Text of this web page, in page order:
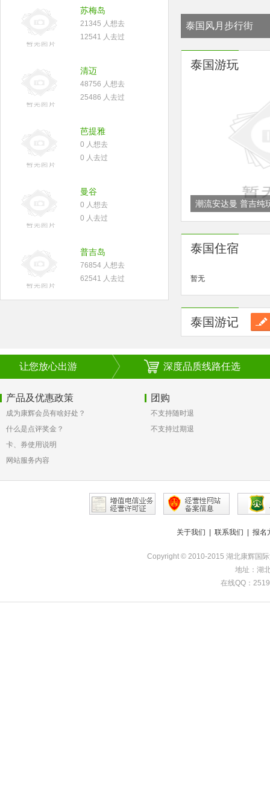
苏梅岛
21345 人想去
12541 人去过
清迈
48756 人想去
25486 人去过
芭提雅
0 人想去
0 人去过
曼谷
0 人想去
0 人去过
普吉岛
76854 人想去
62541 人去过
泰国风月步行街
泰国游玩
潮流安达曼 普吉纯
（2-10人 MINI 团）
泰国住宿
暂无
泰国游记
让您放心出游 深度品质线路任选
产品及优惠政策
成为康辉会员有啥好处？
什么是点评奖金？
卡、券使用说明
网站服务内容
团购
不支持随时退
不支持过期退
关于我们 联系我们 报名
Copyright © 2010-2015 湖北康辉国
地址：湖
在线QQ：